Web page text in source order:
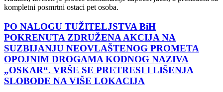
kompletni posmrtni ostaci pet osoba.
PO NALOGU TUŽITELJSTVA BiH
POKRENUTA ZDRUŽENA AKCIJA NA
SUZBIJANJU NEOVLAŠTENOG PROMETA
OPOJNIM DROGAMA KODNOG NAZIVA
„OSKAR“. VRŠE SE PRETRESI I LIŠENJA
SLOBODE NA VIŠE LOKACIJA